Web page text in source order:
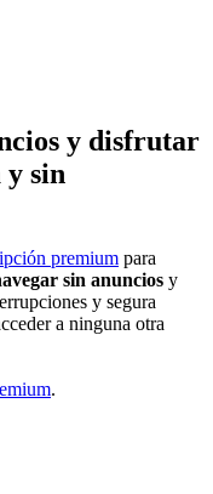
y disfrutar
y sin
premium para
sin anuncios y
y segura
a ninguna otra
.